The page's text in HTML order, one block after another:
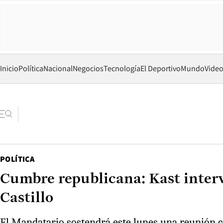
InicioPolíticaNacionalNegociosTecnologíaEl DeportivoMundo
POLÍTICA
Cumbre republicana: Kast
Castillo